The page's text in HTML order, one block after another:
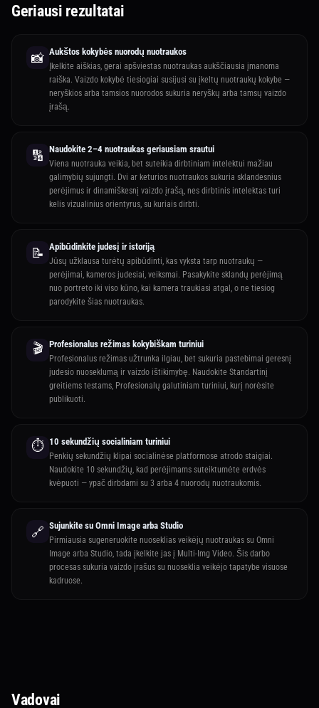
Geriausi rezultatai
📸 Aukštos kokybės nuorodų nuotraukos
Įkelkite aiškias, gerai apšviestas nuotraukas aukščiausia įmanoma
raiška. Vaizdo kokybė tiesiogiai susijusi su įkeltų nuotraukų kokybe —
neryškios arba tamsios nuorodos sukuria neryškų arba tamsų vaizdo
įrašą.
🔢 Naudokite 2–4 nuotraukas geriausiam srautui
Viena nuotrauka veikia, bet suteikia dirbtiniam intelektui mažiau
galimybių sujungti. Dvi ar keturios nuotraukos sukuria sklandesnius
perėjimus ir dinamiškesnį vaizdo įrašą, nes dirbtinis intelektas turi
kelis vizualinius orientyrus, su kuriais dirbti.
📝 Apibūdinkite judesį ir istoriją
Jūsų užklausa turėtų apibūdinti, kas vyksta tarp nuotraukų —
perėjimai, kameros judesiai, veiksmai. Pasakykite sklandų perėjimą
nuo portreto iki viso kūno, kai kamera traukiasi atgal, o ne tiesiog
parodykite šias nuotraukas.
🎬 Profesionalus režimas kokybiškam turiniui
Profesionalus režimas užtrunka ilgiau, bet sukuria pastebimai geresnį
judesio nuoseklumą ir vaizdo ištikimybę. Naudokite Standartinį
greitiems testams, Profesionalų galutiniam turiniui, kurį norėsite
publikuoti.
⏱️ 10 sekundžių socialiniam turiniui
Penkių sekundžių klipai socialinėse platformose atrodo staigiai.
Naudokite 10 sekundžių, kad perėjimams suteiktumėte erdvės
kvėpuoti — ypač dirbdami su 3 arba 4 nuorodų nuotraukomis.
🔗 Sujunkite su Omni Image arba Studio
Pirmiausia sugeneruokite nuoseklias veikėjų nuotraukas su Omni
Image arba Studio, tada įkelkite jas į Multi-Img Video. Šis darbo
procesas sukuria vaizdo įrašus su nuoseklia veikėjo tapatybe visuose
kadruose.
Vadovai